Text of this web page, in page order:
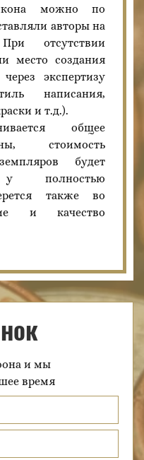
можно по
авторы на
отсутствии
место создания
экспертизу
написания,
и т.д.).
общее
стоимость
будет
также во
и качество
и мы
время